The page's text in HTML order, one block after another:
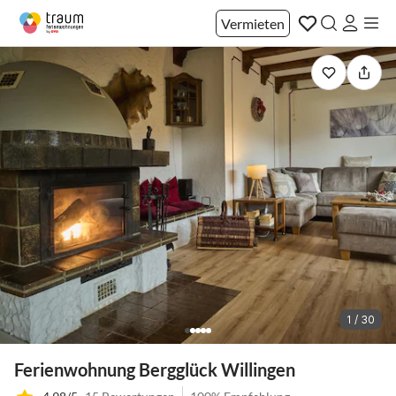
Vermieten
1 / 30
Ferienwohnung Bergglück Willingen